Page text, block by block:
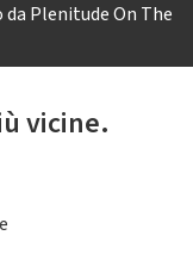
Plenitude On The
vicine.